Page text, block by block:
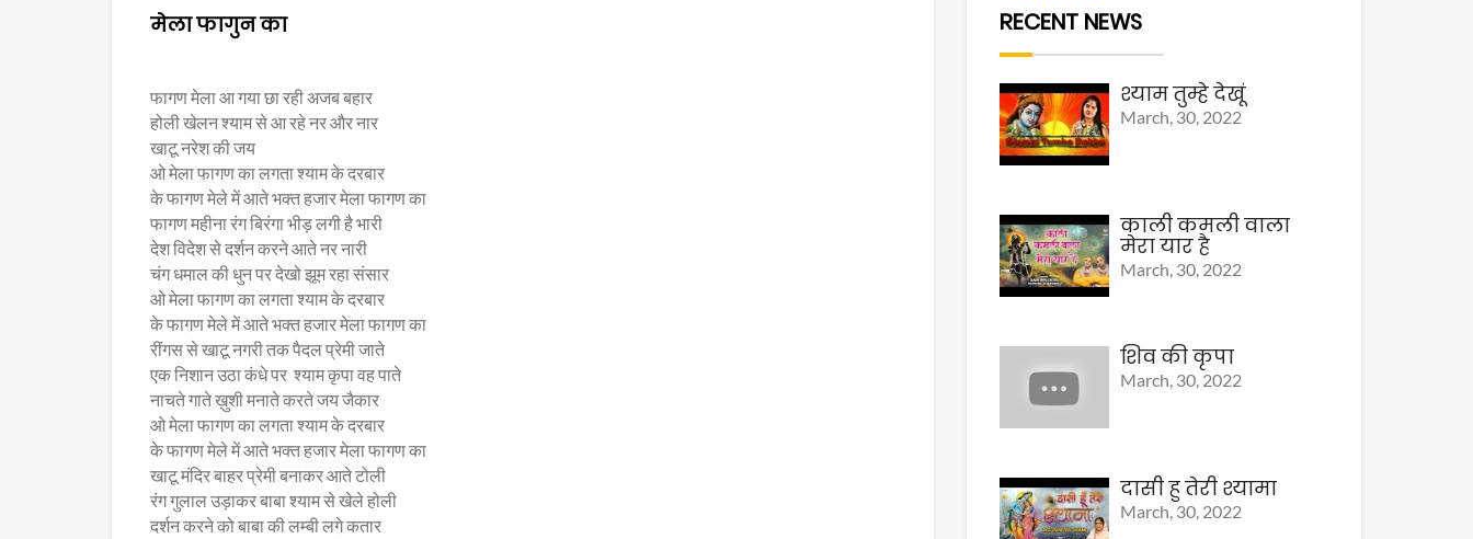
मेला फागुन का
फागण मेला आ गया छा रही अजब बहार
होली खेलन श्याम से आ रहे नर और नार
खाटू नरेश की जय
ओ मेला फागण का लगता श्याम के दरबार
के फागण मेले में आते भक्त हजार मेला फागण का
फागण महीना रंग बिरंगा भीड़ लगी है भारी
देश विदेश से दर्शन करने आते नर नारी
चंग धमाल की धुन पर देखो झूम रहा संसार
ओ मेला फागण का लगता श्याम के दरबार
के फागण मेले में आते भक्त हजार मेला फागण का
रींगस से खाटू नगरी तक पैदल प्रेमी जाते
एक निशान उठा कंधे पर श्याम कृपा वह पाते
नाचते गाते ख़ुशी मनाते करते जय जैकार
ओ मेला फागण का लगता श्याम के दरबार
के फागण मेले में आते भक्त हजार मेला फागण का
खाटू मंदिर बाहर प्रेमी बनाकर आते टोली
रंग गुलाल उड़ाकर बाबा श्याम से खेले होली
दर्शन करने को बाबा की लम्बी लगे कतार
RECENT NEWS
श्याम तुम्हे देखूं
March, 30, 2022
काली कमली वाला
मेरा यार है
March, 30, 2022
शिव की कृपा
March, 30, 2022
दासी हु तेरी श्यामा
March, 30, 2022